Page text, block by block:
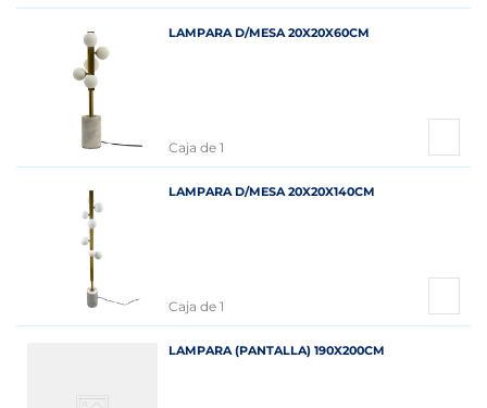
LAMPARA D/MESA 20X20X60CM
Caja de 1
LAMPARA D/MESA 20X20X140CM
Caja de 1
LAMPARA (PANTALLA) 190X200CM